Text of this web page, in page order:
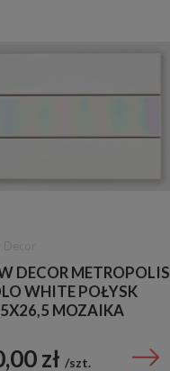
DECOR METROPOLIS
WHITE POŁYSK
MOZAIKA
3 PŁYTKI
zł szt.